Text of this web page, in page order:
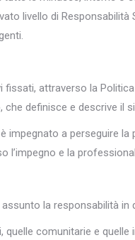
livello di
fissati, attraverso la
che definisce e descrive il
impegnato a perseguire
l’impegno e la
la responsabilità in
quelle comunitarie e